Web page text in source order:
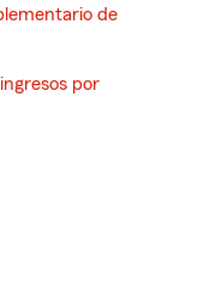
de
por